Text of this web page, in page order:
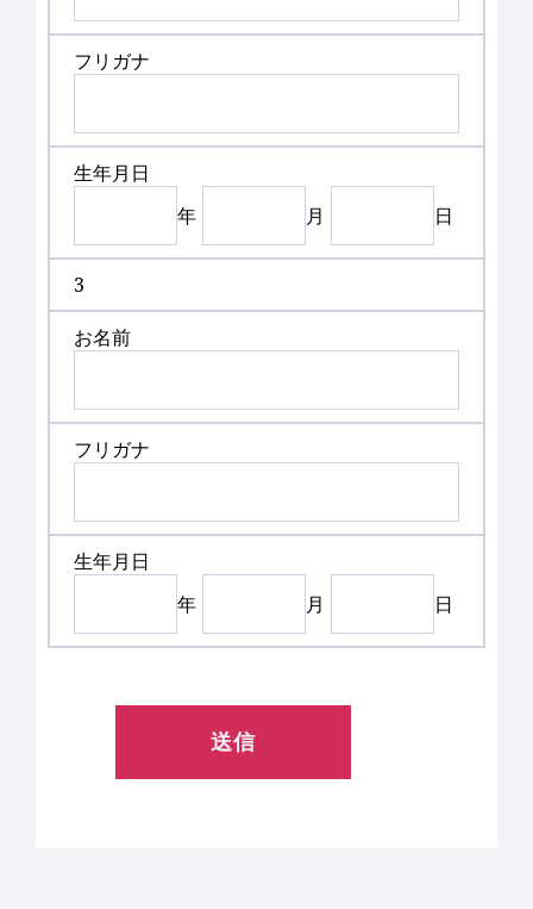
フリガナ
生年月日
年
月 日
3
お名前
フリガナ
生年月日
年
月 日